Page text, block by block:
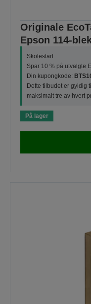
Originale
Epson 114-
Skolestart
Spar 10 % på utvalgte
Din kupongkode:
Dette tilbudet er gyldig
maksimalt tre av hvert
På lager